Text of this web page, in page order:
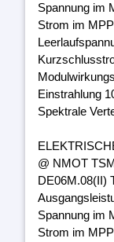
Spannung im
Strom im
Einstrahlung
Spektrale
@ NMOT
DE06M.08(II)
Spannung im
Strom im